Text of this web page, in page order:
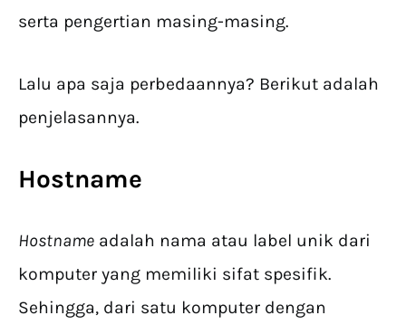
serta pengertian masing-masing.
Lalu apa saja perbedaannya? Berikut adalah
penjelasannya.
Hostname
Hostname adalah nama atau label unik dari
komputer yang memiliki sifat spesifik.
Sehingga, dari satu komputer dengan